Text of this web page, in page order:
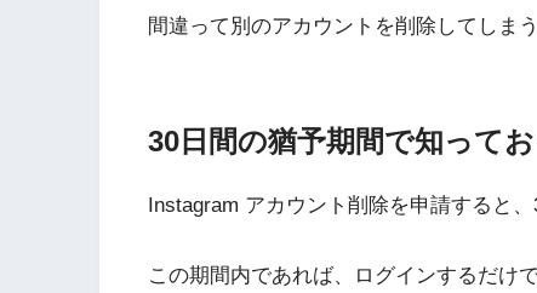
間違って別のアカウントを削除してしま
30日間の猶予期間で知って
Instagram アカウント削除を申請すると
この期間内であれば、ログインするだけ